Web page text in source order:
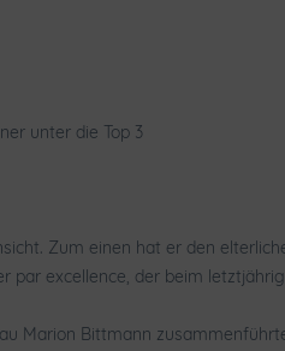
unter die Top 3
Zum einen hat er den
excellence, der beim
Marion Bittmann